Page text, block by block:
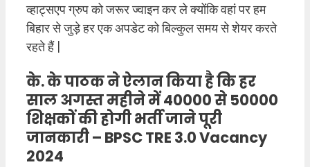
व्हाट्सएप ग्रुप को जरूर ज्वाइन कर ले क्योंकि वहां पर हम
बिहार से जुड़े हर एक अपडेट को बिल्कुल समय से शेयर करते
रहते हैं |
के. के पाठक ने ऐलान किया है कि हर
साल अगस्त महीने में 40000 से 50000
शिक्षकों की होगी भर्ती जाने पूरी
जानकारी – BPSC TRE 3.0 Vacancy
2024